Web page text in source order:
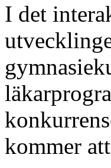
I det
kommer